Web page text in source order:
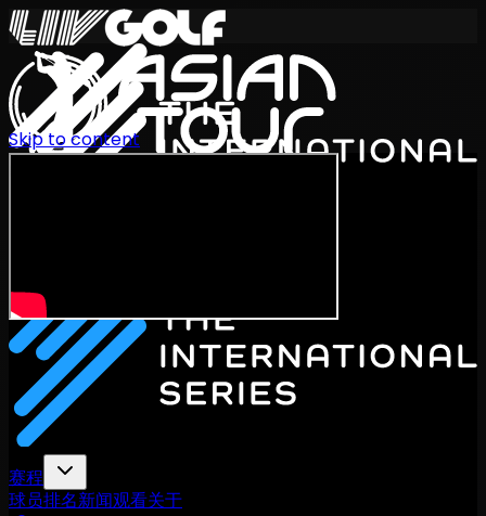
赛程
球员排名新闻观看关于
Skip to content